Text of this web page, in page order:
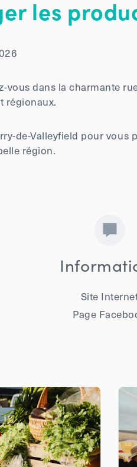
les
vous dans la charmante
régionaux.
de-Valleyfield pour vous
région.
Site
Page